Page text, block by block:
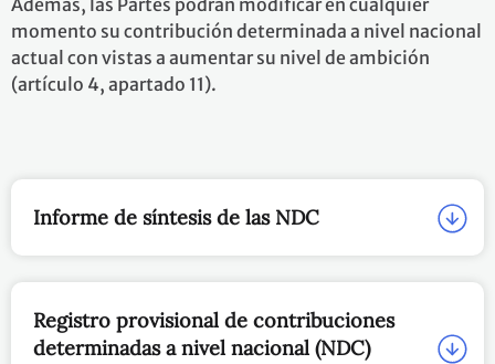
momento su contribución determinada a nivel nacional
actual con vistas a aumentar su nivel de ambición
(artículo 4, apartado 11).
Informe de síntesis de las NDC
Registro provisional de contribuciones
determinadas a nivel nacional (NDC)